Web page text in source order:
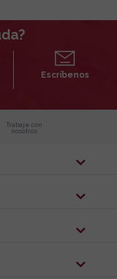
Escríbenos
Trabaje con
nosotros